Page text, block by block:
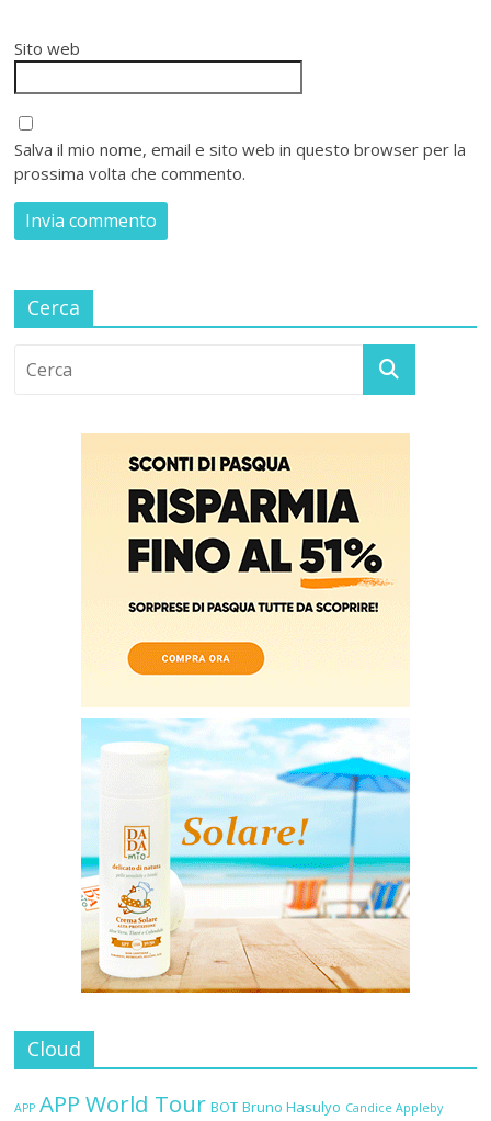
Sito web
Salva il mio nome, email e sito web in questo browser per la
prossima volta che commento.
Cerca
Cloud
APP APP World Tour BOT Bruno Hasulyo Candice Appleby